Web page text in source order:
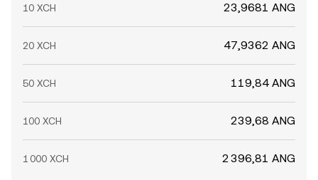
10 XCH 23,9681 ANG
20 XCH 47,9362 ANG
50 XCH 119,84 ANG
100 XCH 239,68 ANG
1 000 XCH 2 396,81 ANG